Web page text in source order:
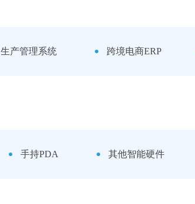
生产管理系统 跨境电商ERP
手持PDA 其他智能硬件